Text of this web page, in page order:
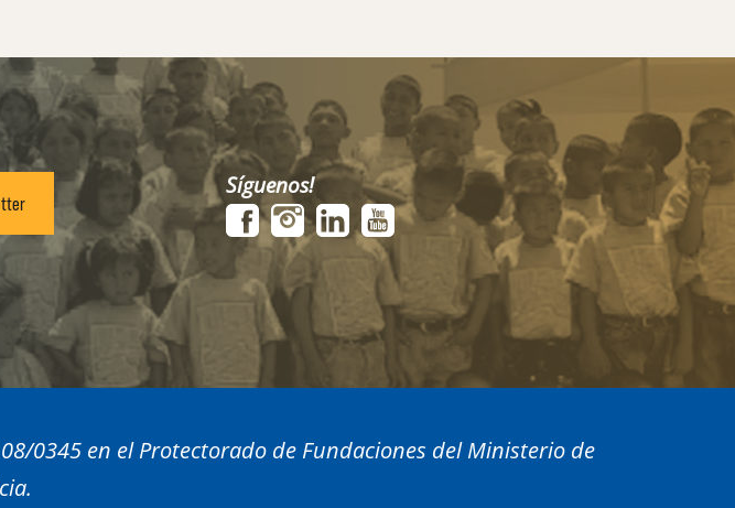
Síguenos!
0345 en el Protectorado de Fundaciones del Ministerio de